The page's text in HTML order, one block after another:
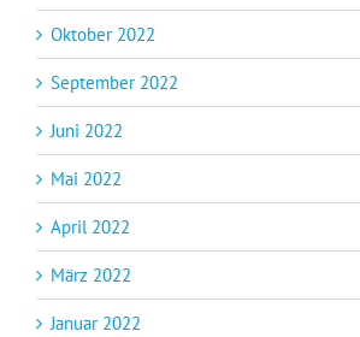
Oktober 2022
September 2022
Juni 2022
Mai 2022
April 2022
März 2022
Januar 2022